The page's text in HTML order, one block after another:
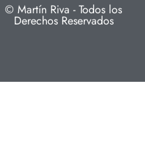
© Martín Riva - Todos los
Derechos Reservados